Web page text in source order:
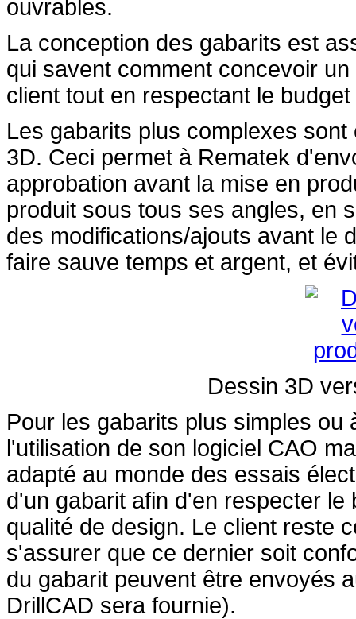
ouvrables.
La conception des gabarits est
qui savent comment concevoir
client tout en respectant le
Les gabarits plus complexes
3D. Ceci permet à Rematek
approbation avant la mise en
produit sous tous ses angles, en
des modifications/ajouts avant le
faire sauve temps et argent, et
Dessin 3D
Pour les gabarits plus simples
l'utilisation de son logiciel CAO
adapté au monde des essais
d'un gabarit afin d'en respecter
qualité de design. Le client reste
s'assurer que ce dernier soit
du gabarit peuvent être envoyés
DrillCAD sera fournie).